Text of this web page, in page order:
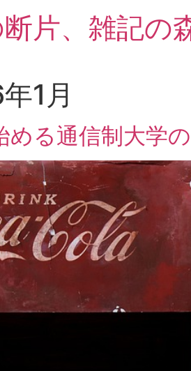
片、雑記の
1月
める通信制大学